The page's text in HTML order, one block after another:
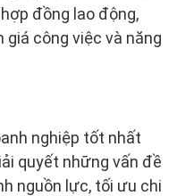
đồng lao động,
giá công việc và năng
nghiệp tốt nhất
quyết những vấn đề
nguồn lực, tối ưu chi